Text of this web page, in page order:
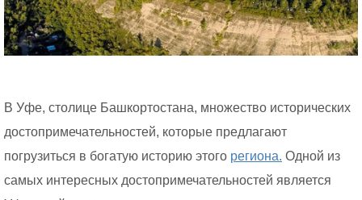
В Уфе, столице Башкортостана, множество исторических
достопримечательностей, которые предлагают
погрузиться в богатую историю этого региона. Одной из
самых интересных достопримечательностей является